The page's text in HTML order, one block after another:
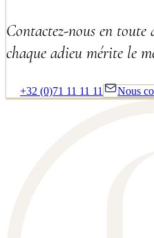
Contactez-nous en toute
chaque adieu mérite le
+32 (0)71 11 11 11 Nous